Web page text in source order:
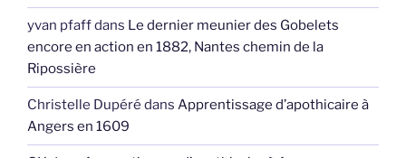
yvan pfaffdans Le dernier meunier des Gobelets
encore en action en 1882, Nantes chemin de la
Ripossière
Christelle Dupéré dans Apprentissage d’apothicaire à
Angers en 1609